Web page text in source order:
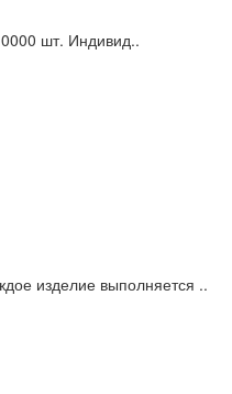
шт. Индивид..
изделие выполняется ..